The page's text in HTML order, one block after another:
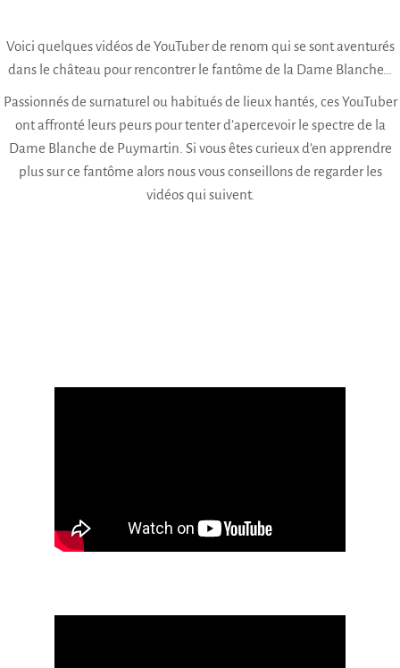
Voici quelques vidéos de YouTuber de renom qui se sont aventurés
dans le château pour rencontrer le fantôme de la Dame Blanche…
Passionnés de surnaturel ou habitués de lieux hantés, ces YouTuber
ont affronté leurs peurs pour tenter d’apercevoir le spectre de la
Dame Blanche de Puymartin . Si vous êtes curieux d’en apprendre
plus sur ce fantôme alors nous vous conseillons de regarder les
vidéos qui suivent.